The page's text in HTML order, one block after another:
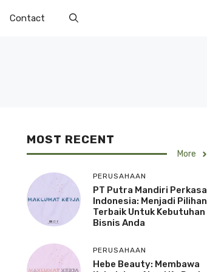
Contact
MOST RECENT
More
PERUSAHAAN
PT Putra Mandiri Perkasa
Indonesia: Menjadi Pilihan
Terbaik Untuk Kebutuhan
Bisnis Anda
PERUSAHAAN
Hebe Beauty: Membawa